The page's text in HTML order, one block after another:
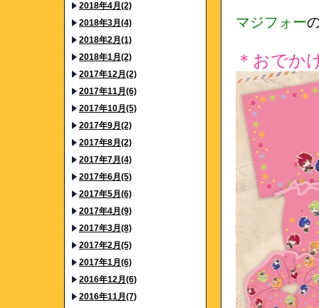
2018年4月(2)
2018年3月(4)
2018年2月(1)
2018年1月(2)
2017年12月(2)
2017年11月(6)
2017年10月(5)
2017年9月(2)
2017年8月(2)
2017年7月(4)
2017年6月(5)
2017年5月(6)
2017年4月(9)
2017年3月(8)
2017年2月(5)
2017年1月(6)
2016年12月(6)
2016年11月(7)
マジフォー
＊おでか